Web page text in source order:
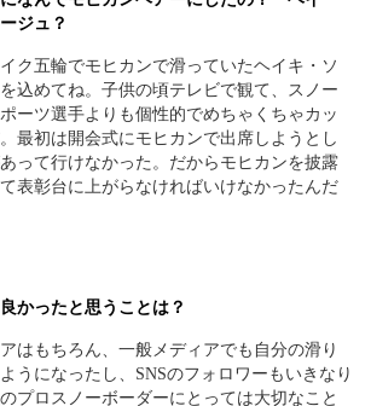
ジュ？
ク五輪でモヒカンで滑っていたヘイキ・ソ
込めてね。子供の頃テレビで観て、スノー
ーツ選手よりも個性的でめちゃくちゃカッ
最初は開会式にモヒカンで出席しようとし
って行けなかった。だからモヒカンを披露
表彰台に上がらなければいけなかったんだ
かったと思うことは？
はもちろん、一般メディアでも自分の滑り
うになったし、SNSのフォロワーもいきなり
プロスノーボーダーにとっては大切なこと